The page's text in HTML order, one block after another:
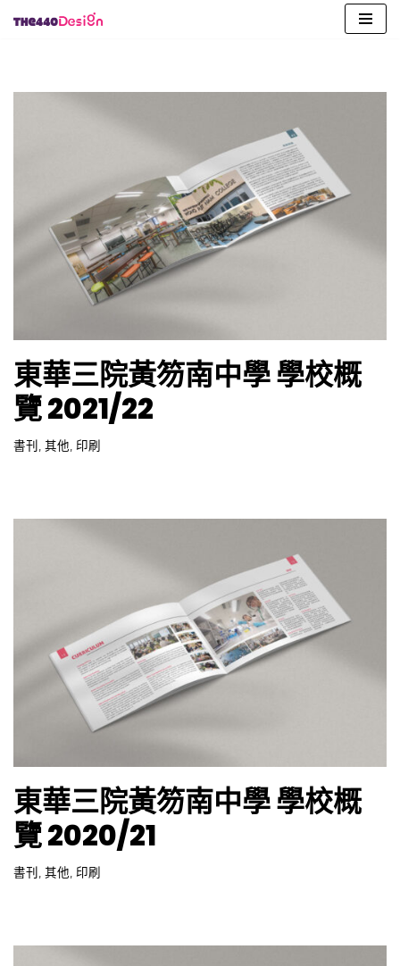
content
東華三院黃笏南中學 學校概
覽 2021/22
書刊 其他 印刷
東華三院黃笏南中學 學校概
覽 2020/21
書刊 , 其他, 印刷